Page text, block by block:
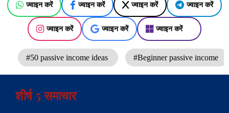
ज्वाइन करें ज्वाइन करें ज्वाइन करें ज्वाइन करें
ज्वाइन करें ज्वाइन करें ज्वाइन करें
#50 passive income ideas #Beginner passive income
शीर्ष 5 समाचार